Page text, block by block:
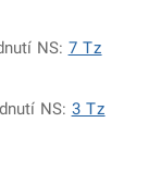
NS: 7 Tz
NS: 3 Tz